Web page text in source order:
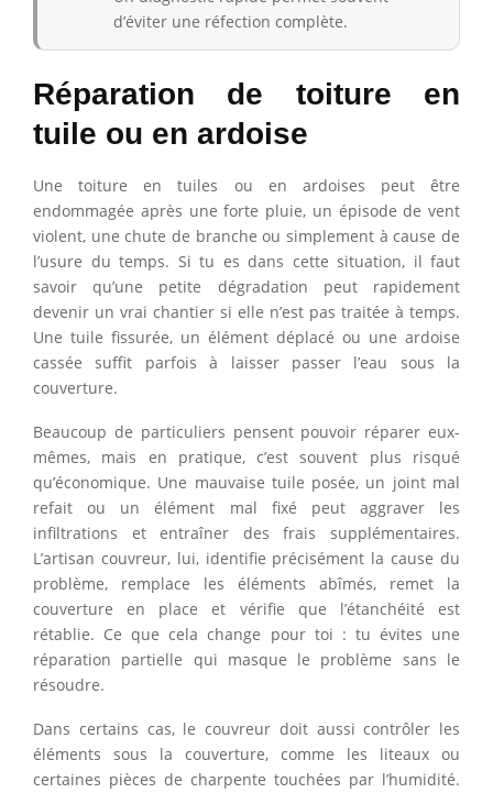
d’éviter une réfection complète.
Réparation de toiture en
tuile ou en ardoise
Une toiture en tuiles ou en ardoises peut être
endommagée après une forte pluie, un épisode de vent
violent, une chute de branche ou simplement à cause de
l’usure du temps. Si tu es dans cette situation, il faut
savoir qu’une petite dégradation peut rapidement
devenir un vrai chantier si elle n’est pas traitée à temps.
Une tuile fissurée, un élément déplacé ou une ardoise
cassée suffit parfois à laisser passer l’eau sous la
couverture.
Beaucoup de particuliers pensent pouvoir réparer eux-
mêmes, mais en pratique, c’est souvent plus risqué
qu’économique. Une mauvaise tuile posée, un joint mal
refait ou un élément mal fixé peut aggraver les
infiltrations et entraîner des frais supplémentaires.
L’artisan couvreur, lui, identifie précisément la cause du
problème, remplace les éléments abîmés, remet la
couverture en place et vérifie que l’étanchéité est
rétablie. Ce que cela change pour toi : tu évites une
réparation partielle qui masque le problème sans le
résoudre.
Dans certains cas, le couvreur doit aussi contrôler les
éléments sous la couverture, comme les liteaux ou
certaines pièces de charpente touchées par l’humidité.